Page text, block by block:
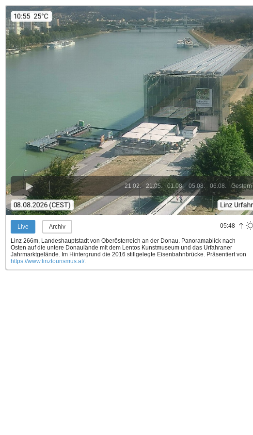
Gestern
06.08.
05.08.
01.08.
21.05.
21.02.
Live Archiv 05:48
Linz 266m, Landeshauptstadt von Oberösterreich an der Donau. Panoramablick nach
Osten auf die untere Donaulände mit dem Lentos Kunstmuseum und das Urfahraner
Jahrmarktgelände. Im Hintergrund die 2016 stillgelegte Eisenbahnbrücke. Präsentiert von
https://www.linztourismus.at/.